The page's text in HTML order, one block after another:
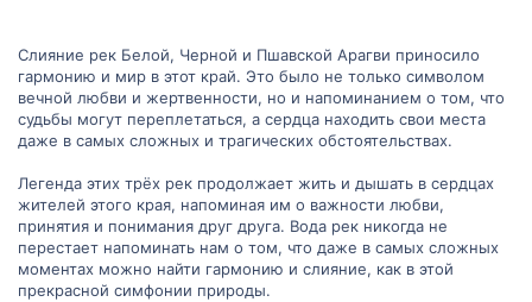
Слияние рек Белой, Черной и Пшавской Арагви приносило
гармонию и мир в этот край. Это было не только символом
вечной любви и жертвенности, но и напоминанием о том, что
судьбы могут переплетаться, а сердца находить свои места
даже в самых сложных и трагических обстоятельствах.
Легенда этих трёх рек продолжает жить и дышать в сердцах
жителей этого края, напоминая им о важности любви,
принятия и понимания друг друга. Вода рек никогда не
перестает напоминать нам о том, что даже в самых сложных
моментах можно найти гармонию и слияние, как в этой
прекрасной симфонии природы.